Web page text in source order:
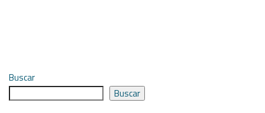
Buscar
Buscar